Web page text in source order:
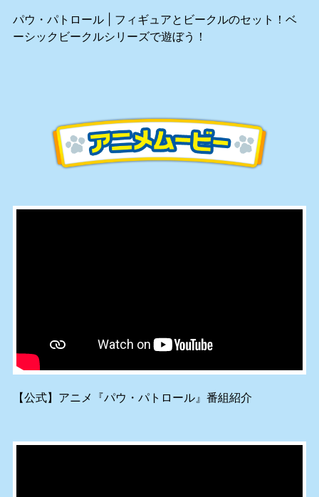
パウ・パトロール | フィギュアとビークルのセット！ベ
ーシックビークルシリーズで遊ぼう！
【公式】アニメ『パウ・パトロール』番組紹介